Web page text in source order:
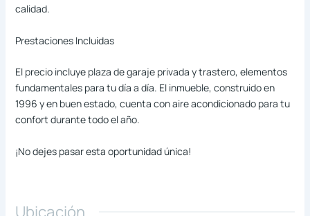
calidad.
Prestaciones Incluidas
El precio incluye plaza de garaje privada y trastero, elementos
fundamentales para tu día a día. El inmueble, construido en
1996 y en buen estado, cuenta con aire acondicionado para tu
confort durante todo el año.
¡No dejes pasar esta oportunidad única!
Ubicación